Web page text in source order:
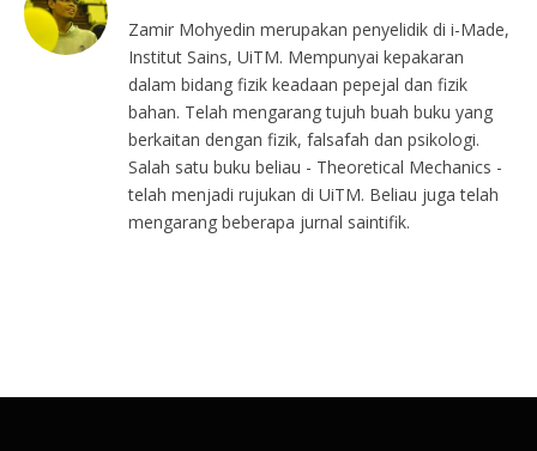
Zamir Mohyedin merupakan penyelidik di i-Made,
Institut Sains, UiTM. Mempunyai kepakaran
dalam bidang fizik keadaan pepejal dan fizik
bahan. Telah mengarang tujuh buah buku yang
berkaitan dengan fizik, falsafah dan psikologi.
Salah satu buku beliau - Theoretical Mechanics -
telah menjadi rujukan di UiTM. Beliau juga telah
mengarang beberapa jurnal saintifik.